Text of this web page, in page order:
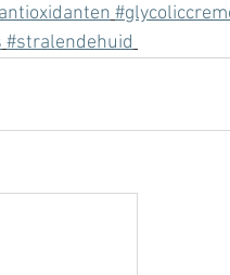
#stralendehuid